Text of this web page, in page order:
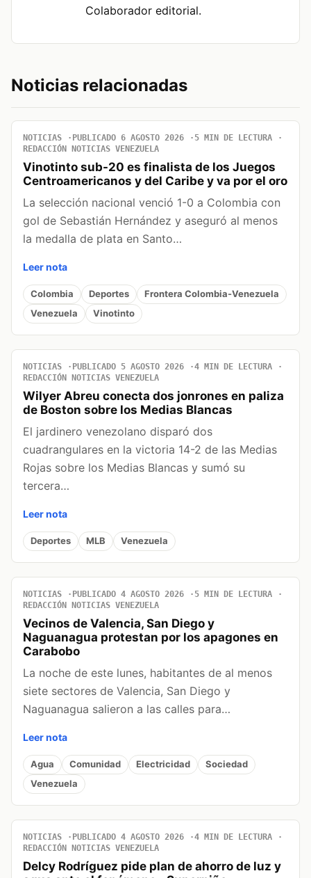
Colaborador editorial.
Noticias relacionadas
NOTICIAS PUBLICADO 6 AGOSTO 2026
5 MIN DE LECTURA
REDACCIÓN NOTICIAS VENEZUELA
Vinotinto sub-20 es finalista de los Juegos
Centroamericanos y del Caribe y va por el oro
La selección nacional venció 1-0 a Colombia con
gol de Sebastián Hernández y aseguró al menos
la medalla de plata en Santo…
Leer nota
Colombia Deportes
Frontera Colombia-Venezuela
Venezuela
Vinotinto
NOTICIAS PUBLICADO 5 AGOSTO 2026
4 MIN DE LECTURA
REDACCIÓN NOTICIAS VENEZUELA
Wilyer Abreu conecta dos jonrones en paliza
de Boston sobre los Medias Blancas
El jardinero venezolano disparó dos
cuadrangulares en la victoria 14-2 de las Medias
Rojas sobre los Medias Blancas y sumó su
tercera…
Leer nota
Deportes MLB Venezuela
NOTICIAS PUBLICADO 4 AGOSTO 2026
5 MIN DE LECTURA
REDACCIÓN NOTICIAS VENEZUELA
Vecinos de Valencia, San Diego y
Naguanagua protestan por los apagones en
Carabobo
La noche de este lunes, habitantes de al menos
siete sectores de Valencia, San Diego y
Naguanagua salieron a las calles para…
Leer nota
Agua Comunidad Electricidad
Sociedad
Venezuela
NOTICIAS PUBLICADO 4 AGOSTO 2026
4 MIN DE LECTURA
REDACCIÓN NOTICIAS VENEZUELA
Delcy Rodríguez pide plan de ahorro de luz y